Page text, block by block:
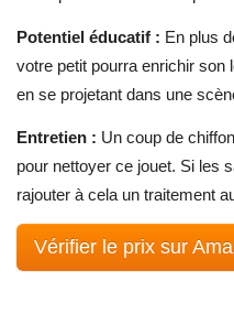
Potentiel éducatif : En plus
votre petit pourra enrichir son
en se projetant dans une
Entretien : Un coup de
pour nettoyer ce jouet. Si les
rajouter à cela un traitement
Vérifier le prix sur